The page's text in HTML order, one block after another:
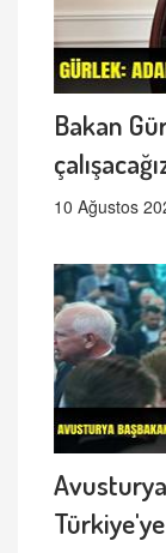
Bakan
10 Ağustos